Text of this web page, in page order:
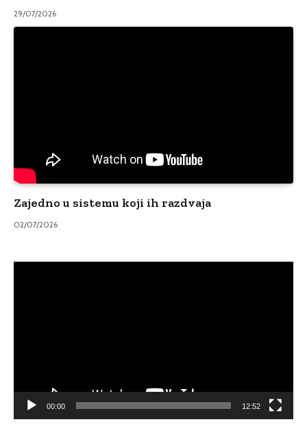
29/07/2026
Zajedno u sistemu koji ih razdvaja
02/07/2026
00:00 12:52